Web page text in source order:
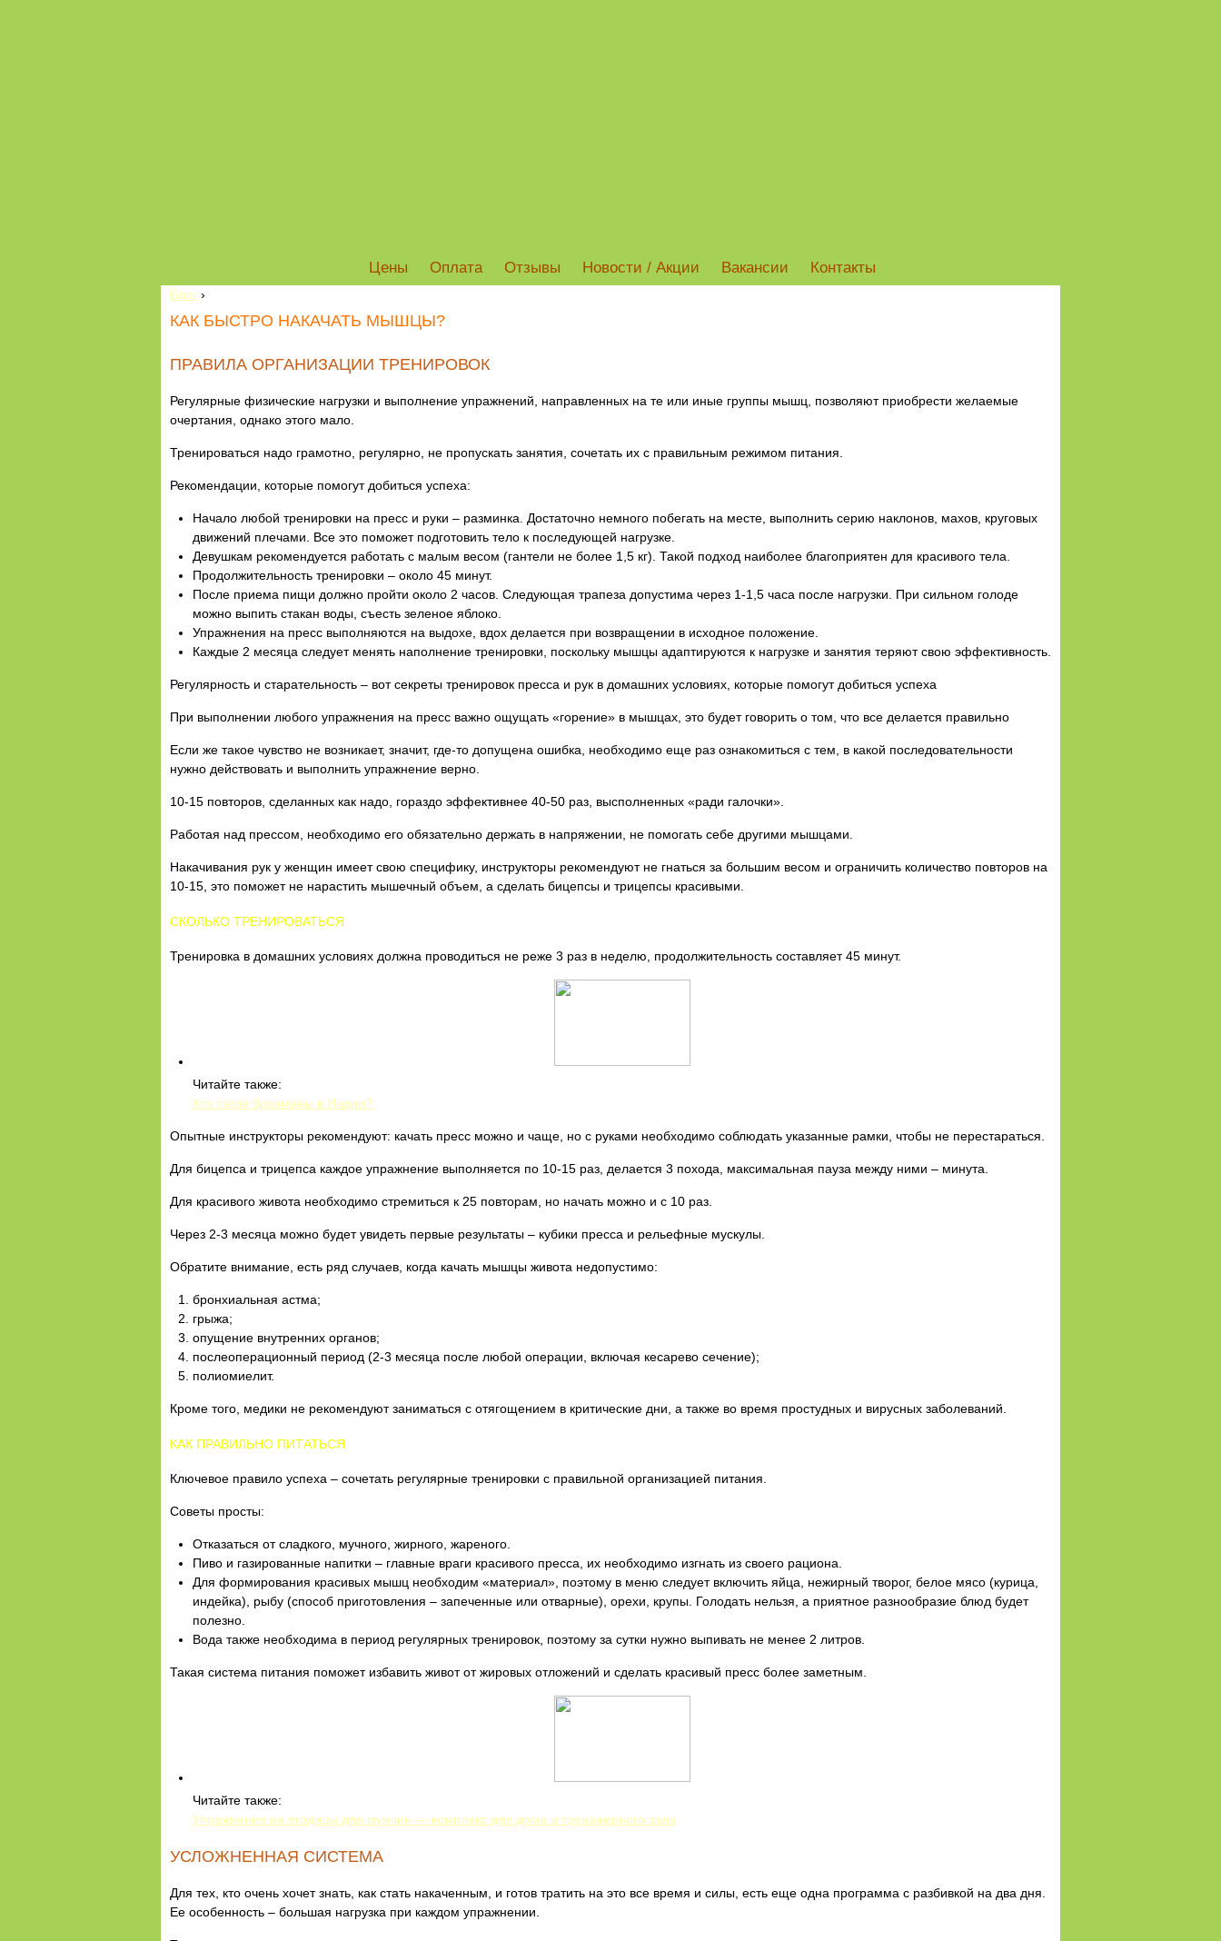
Цены Оплата Отзывы Новости / Акции Вакансии Контакты
Блог ›
КАК БЫСТРО НАКАЧАТЬ МЫШЦЫ?
ПРАВИЛА ОРГАНИЗАЦИИ ТРЕНИРОВОК
Регулярные физические нагрузки и выполнение упражнений, направленных на те или иные группы мышц, позволяют приобрести желаемые
очертания, однако этого мало.
Тренироваться надо грамотно, регулярно, не пропускать занятия, сочетать их с правильным режимом питания.
Рекомендации, которые помогут добиться успеха:
Начало любой тренировки на пресс и руки – разминка. Достаточно немного побегать на месте, выполнить серию наклонов, махов, круговых
движений плечами. Все это поможет подготовить тело к последующей нагрузке.
Девушкам рекомендуется работать с малым весом (гантели не более 1,5 кг). Такой подход наиболее благоприятен для красивого тела.
Продолжительность тренировки – около 45 минут.
После приема пищи должно пройти около 2 часов. Следующая трапеза допустима через 1-1,5 часа после нагрузки. При сильном голоде
можно выпить стакан воды, съесть зеленое яблоко.
Упражнения на пресс выполняются на выдохе, вдох делается при возвращении в исходное положение.
Каждые 2 месяца следует менять наполнение тренировки, поскольку мышцы адаптируются к нагрузке и занятия теряют свою эффективность.
Регулярность и старательность – вот секреты тренировок пресса и рук в домашних условиях, которые помогут добиться успеха
При выполнении любого упражнения на пресс важно ощущать «горение» в мышцах, это будет говорить о том, что все делается правильно
Если же такое чувство не возникает, значит, где-то допущена ошибка, необходимо еще раз ознакомиться с тем, в какой последовательности
нужно действовать и выполнить упражнение верно.
10-15 повторов, сделанных как надо, гораздо эффективнее 40-50 раз, высполненных «ради галочки».
Работая над прессом, необходимо его обязательно держать в напряжении, не помогать себе другими мышцами.
Накачивания рук у женщин имеет свою специфику, инструкторы рекомендуют не гнаться за большим весом и ограничить количество повторов на
10-15, это поможет не нарастить мышечный объем, а сделать бицепсы и трицепсы красивыми.
СКОЛЬКО ТРЕНИРОВАТЬСЯ
Тренировка в домашних условиях должна проводиться не реже 3 раз в неделю, продолжительность составляет 45 минут.
Читайте также:
Кто такие брахманы в Индии?
Опытные инструкторы рекомендуют: качать пресс можно и чаще, но с руками необходимо соблюдать указанные рамки, чтобы не перестараться.
Для бицепса и трицепса каждое упражнение выполняется по 10-15 раз, делается 3 похода, максимальная пауза между ними – минута.
Для красивого живота необходимо стремиться к 25 повторам, но начать можно и с 10 раз.
Через 2-3 месяца можно будет увидеть первые результаты – кубики пресса и рельефные мускулы.
Обратите внимание, есть ряд случаев, когда качать мышцы живота недопустимо:
бронхиальная астма;
грыжа;
опущение внутренних органов;
послеоперационный период (2-3 месяца после любой операции, включая кесарево сечение);
полиомиелит.
Кроме того, медики не рекомендуют заниматься с отягощением в критические дни, а также во время простудных и вирусных заболеваний.
КАК ПРАВИЛЬНО ПИТАТЬСЯ
Ключевое правило успеха – сочетать регулярные тренировки с правильной организацией питания.
Советы просты:
Отказаться от сладкого, мучного, жирного, жареного.
Пиво и газированные напитки – главные враги красивого пресса, их необходимо изгнать из своего рациона.
Для формирования красивых мышц необходим «материал», поэтому в меню следует включить яйца, нежирный творог, белое мясо (курица,
индейка), рыбу (способ приготовления – запеченные или отварные), орехи, крупы. Голодать нельзя, а приятное разнообразие блюд будет
полезно.
Вода также необходима в период регулярных тренировок, поэтому за сутки нужно выпивать не менее 2 литров.
Такая система питания поможет избавить живот от жировых отложений и сделать красивый пресс более заметным.
Читайте также:
Упражнения на ягодицы для мужчин — комплекс для дома и тренажерного зала
УСЛОЖНЕННАЯ СИСТЕМА
Для тех, кто очень хочет знать, как стать накаченным, и готов тратить на это все время и силы, есть еще одна программа с разбивкой на два дня.
Ее особенность – большая нагрузка при каждом упражнении.